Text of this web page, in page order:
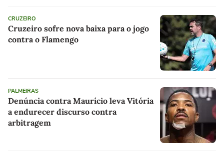
CRUZEIRO
Cruzeiro sofre nova baixa para o jogo
contra o Flamengo
PALMEIRAS
Denúncia contra Maurício leva Vitória
a endurecer discurso contra
arbitragem